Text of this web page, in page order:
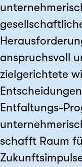
anspruchsvoll
zielgerichtete
Entfaltungs-
schafft Raum